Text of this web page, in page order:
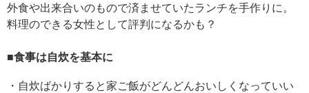
外食や出来合いのもので済ませていたランチを手作りに。
料理のできる女性として評判になるかも？
■食事は自炊を基本に
・自炊ばかりすると家ご飯がどんどんおいしくなっていい